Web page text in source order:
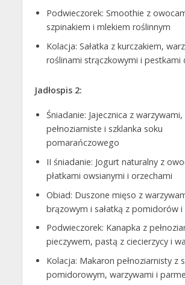
Podwieczorek: Smoothie z
szpinakiem i mlekiem roślinnym
Kolacja: Sałatka z kurczakiem,
roślinami strączkowymi i pestkami
Jadłospis 2:
Śniadanie: Jajecznica z
pełnoziarniste i szklanka soku
pomarańczowego
II śniadanie: Jogurt naturalny z
płatkami owsianymi i orzechami
Obiad: Duszone mięso z
brązowym i sałatką z pomidorów
Podwieczorek: Kanapka z
pieczywem, pastą z ciecierzycy i
Kolacja: Makaron pełnoziarnisty z
pomidorowym, warzywami i